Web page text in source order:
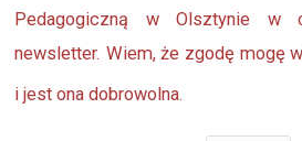
Pedagogiczną w Olsztynie w
newsletter. Wiem, że zgodę mogę
i jest ona dobrowolna.